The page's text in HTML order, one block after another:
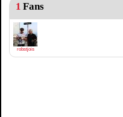
1 Fans
robstjois